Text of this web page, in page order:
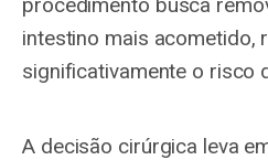
procedimento busca
intestino mais acometido,
significativamente o risco
A decisão cirúrgica leva